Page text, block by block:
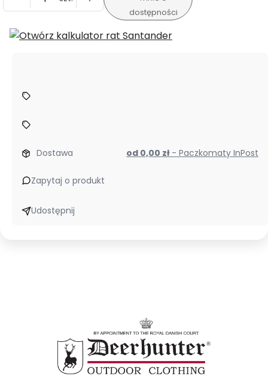
dostępności
Dostawa od 0,00 zł - Paczkomaty InPost
Zapytaj o produkt
Udostępnij